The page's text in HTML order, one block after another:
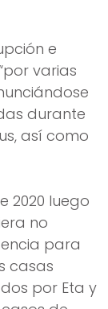
e
varias
durante
así como
2020 luego
no
para
casas
por Eta y